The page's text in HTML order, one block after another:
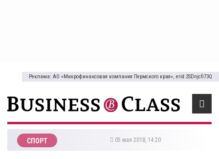
Реклама: АО «Микрофинансовая компания Пермского края», erid:2SDnjcfi73Q
СПОРТ 05 мая 2018, 14:20